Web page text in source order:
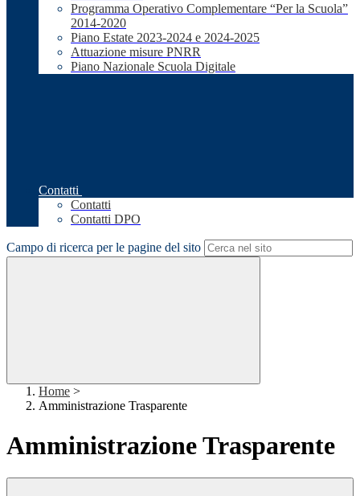
Programma Operativo Complementare “Per la Scuola”
2014-2020
Piano Estate 2023-2024 e 2024-2025
Attuazione misure PNRR
Piano Nazionale Scuola Digitale
Contatti
Contatti
Contatti DPO
Campo di ricerca per le pagine del sito
Home >
Amministrazione Trasparente
Amministrazione Trasparente